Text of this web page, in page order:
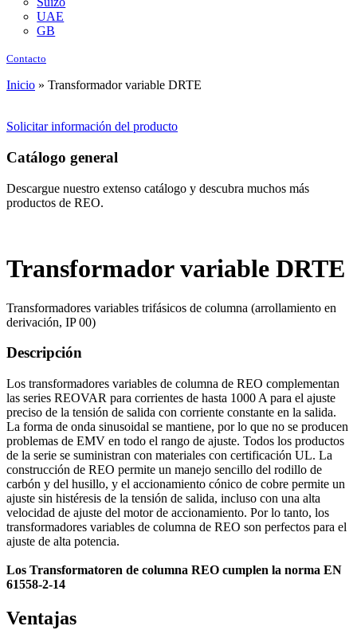
UAE
GB
Contacto
Inicio » Transformador variable DRTE
Solicitar información del producto
Catálogo general
Descargue nuestro extenso catálogo y descubra muchos más
productos de REO.
Transformador variable DRTE
Transformadores variables trifásicos de columna (arrollamiento en
derivación, IP 00)
Descripción
Los transformadores variables de columna de REO complementan
las series REOVAR para corrientes de hasta 1000 A para el ajuste
preciso de la tensión de salida con corriente constante en la salida.
La forma de onda sinusoidal se mantiene, por lo que no se producen
problemas de EMV en todo el rango de ajuste. Todos los productos
de la serie se suministran con materiales con certificación UL. La
construcción de REO permite un manejo sencillo del rodillo de
carbón y del husillo, y el accionamiento cónico de cobre permite un
ajuste sin histéresis de la tensión de salida, incluso con una alta
velocidad de ajuste del motor de accionamiento. Por lo tanto, los
transformadores variables de columna de REO son perfectos para el
ajuste de alta potencia.
Los Transformatoren de columna REO cumplen la norma EN
61558-2-14
Ventajas